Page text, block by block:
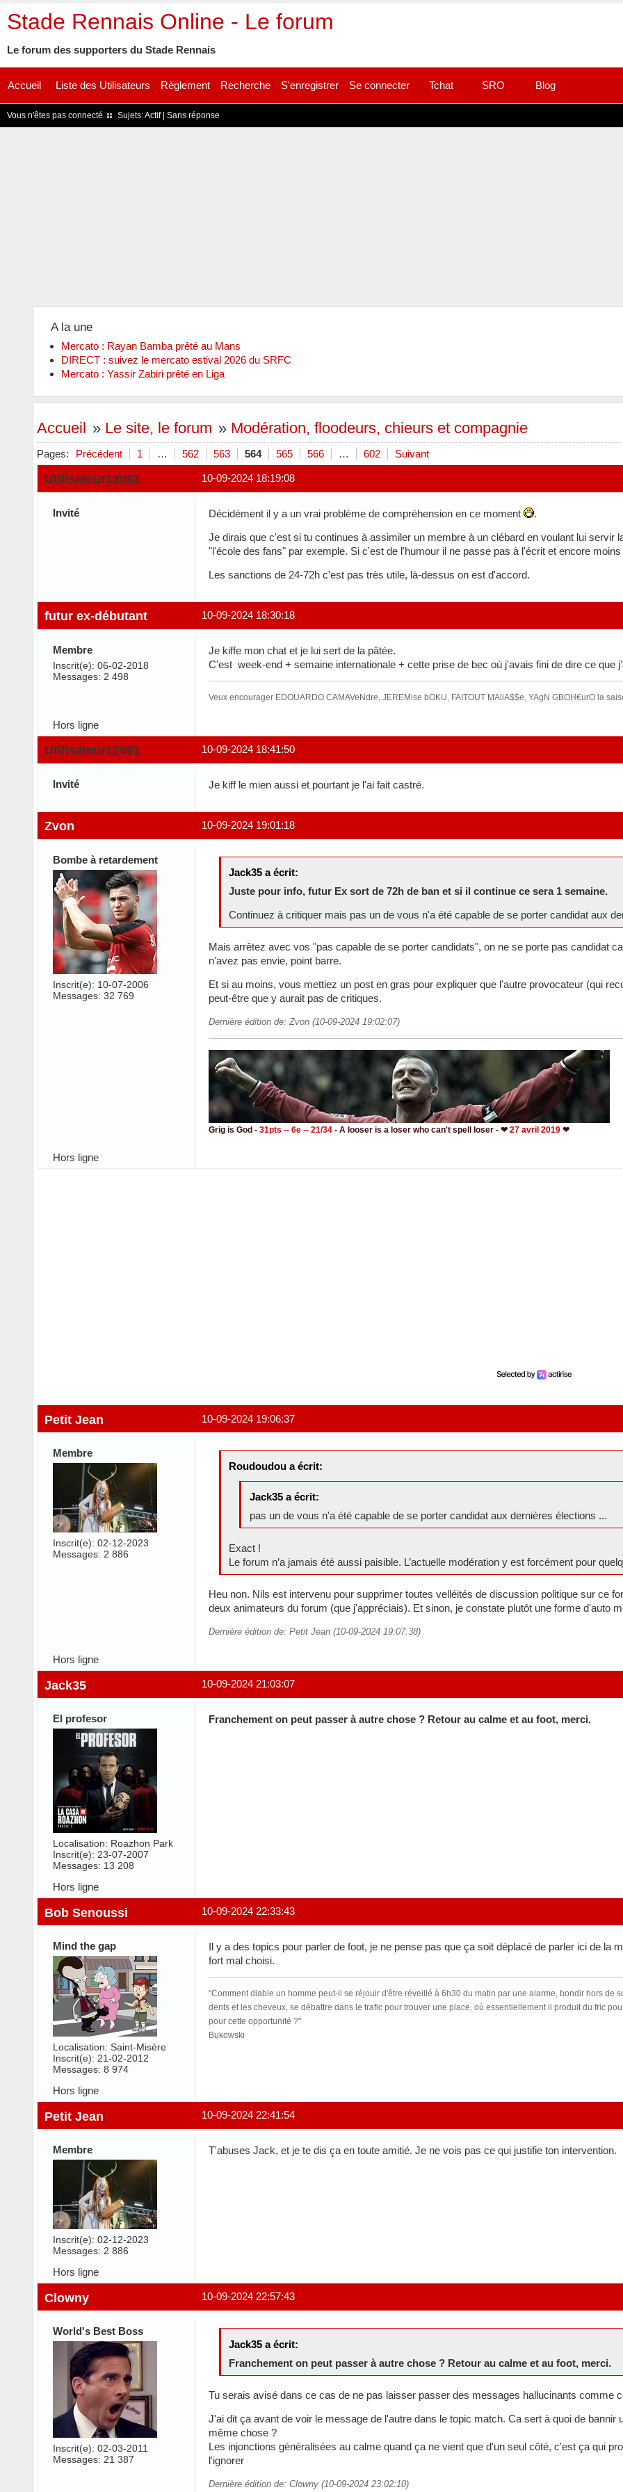
Stade Rennais Online - Le forum
Le forum des supporters du Stade Rennais
Accueil Liste des Utilisateurs Règlement Recherche S'enregistrer Se connecter Tchat SRO Blog
Vous n'êtes pas connecté. Sujets:Actif| Sans réponse
A la une
Mercato : Rayan Bamba prêté au Mans
DIRECT : suivez le mercato estival 2026 du SRFC
Mercato : Yassir Zabiri prêté en Liga
Accueil » Le site, le forum » Modération, floodeurs, chieurs et compagnie
Pages: Précédent 1 … 562 563 564 565 566 … 602 Suivant
10-09-2024 18:19:08
Utilisateur12081
Invité Décidément il y a un vrai problème de compréhension en ce moment
.
Je dirais que c'est si tu continues à assimiler un membre à un clébard en voulant lui servir
"l'école des fans" par exemple. Si c'est de l'humour il ne passe pas à l'écrit et encore
Les sanctions de 24-72h c'est pas très utile, là-dessus on est d'accord.
10-09-2024 18:30:18
futur ex-débutant
Membre
Inscrit(e): 06-02-2018
Messages: 2 498
Je kiffe mon chat et je lui sert de la pâtée.
C'est week-end + semaine internationale + cette prise de bec où j'avais fini de dire ce que
Veux encourager EDOUARDO CAMAVeNdre, JEREMise bOKU, FAITOUT MAliA$$e, YAgN GBOH€urO la
Hors ligne
10-09-2024 18:41:50
Utilisateur12081
Invité Je kiff le mien aussi et pourtant je l'ai fait castré.
10-09-2024 19:01:18
Zvon
Bombe à retardement
Inscrit(e): 10-07-2006
Messages: 32 769
Jack35 a écrit:
Juste pour info, futur Ex sort de 72h de ban et si il continue ce sera 1 semaine.
Continuez à critiquer mais pas un de vous n'a été capable de se porter candidat aux
Mais arrêtez avec vos "pas capable de se porter candidats", on ne se porte pas candidat
n'avez pas envie, point barre.
Et si au moins, vous mettiez un post en gras pour expliquer que l'autre provocateur (qui
peut-être que y aurait pas de critiques.
Dernière édition de: Zvon (10-09-2024 19:02:07)
Grig is God -31pts -- 6e -- 21/34- A looser is a loser who can't spell loser - ❤27 avril 2019 ❤
Hors ligne
10-09-2024 19:06:37
Petit Jean
Membre
Inscrit(e): 02-12-2023
Messages: 2 886
Roudoudou a écrit:
Jack35 a écrit:
pas un de vous n'a été capable de se porter candidat aux dernières élections ...
Exact !
Le forum n’a jamais été aussi paisible. L’actuelle modération y est forcément pour
Heu non. Nils est intervenu pour supprimer toutes velléités de discussion politique sur ce
deux animateurs du forum (que j'appréciais). Et sinon, je constate plutôt une forme d'auto
Dernière édition de: Petit Jean (10-09-2024 19:07:38)
Hors ligne
10-09-2024 21:03:07
Jack35
El profesor
Localisation: Roazhon Park
Inscrit(e): 23-07-2007
Messages: 13 208
Franchement on peut passer à autre chose ? Retour au calme et au foot, merci.
Hors ligne
10-09-2024 22:33:43
Bob Senoussi
Mind the gap
Localisation: Saint-Misère
Inscrit(e): 21-02-2012
Messages: 8 974
Il y a des topics pour parler de foot, je ne pense pas que ça soit déplacé de parler ici de la
fort mal choisi.
"Comment diable un homme peut-il se réjouir d'être réveillé à 6h30 du matin par une alarme, bondir hors de
dents et les cheveux, se débattre dans le trafic pour trouver une place, où essentiellement il produit du fric
pour cette opportunité ?"
Bukowski
Hors ligne
10-09-2024 22:41:54
Petit Jean
Membre
Inscrit(e): 02-12-2023
Messages: 2 886
T'abuses Jack, et je te dis ça en toute amitié. Je ne vois pas ce qui justifie ton intervention.
Hors ligne
10-09-2024 22:57:43
Clowny
World's Best Boss
Inscrit(e): 02-03-2011
Messages: 21 387
Jack35 a écrit:
Franchement on peut passer à autre chose ? Retour au calme et au foot, merci.
Tu serais avisé dans ce cas de ne pas laisser passer des messages hallucinants comme
J'ai dit ça avant de voir le message de l'autre dans le topic match. Ca sert à quoi de
même chose ?
Les injonctions généralisées au calme quand ça ne vient que d'un seul côté, c'est ça qui
l'ignorer
Dernière édition de: Clowny (10-09-2024 23:02:10)